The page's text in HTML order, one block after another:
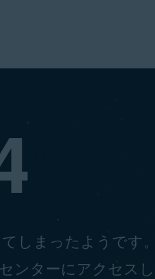
しまったようです。
ターにアクセス